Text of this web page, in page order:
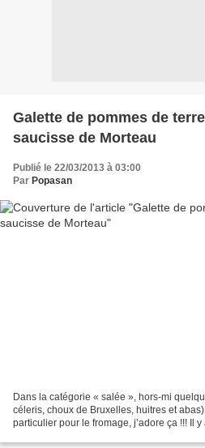
Galette de pommes de
saucisse de Morteau
Publié le 22/03/2013 à 03:00
Par Popasan
Dans la catégorie « salée », hors-mi
céleris, choux de Bruxelles, huitres et
particulier pour le fromage, j’adore ça !!! Il